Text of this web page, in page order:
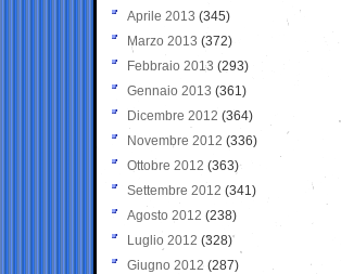
Aprile 2013 (345)
Marzo 2013 (372)
Febbraio 2013 (293)
Gennaio 2013 (361)
Dicembre 2012 (364)
Novembre 2012 (336)
Ottobre 2012 (363)
Settembre 2012 (341)
Agosto 2012 (238)
Luglio 2012 (328)
Giugno 2012 (287)